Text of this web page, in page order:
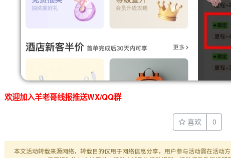
欢迎加入羊老哥线报推送WX/QQ群
喜欢 0
本文活动转载来源网络，转载目的仅用于网络信息分享，用户参与活动需在活动